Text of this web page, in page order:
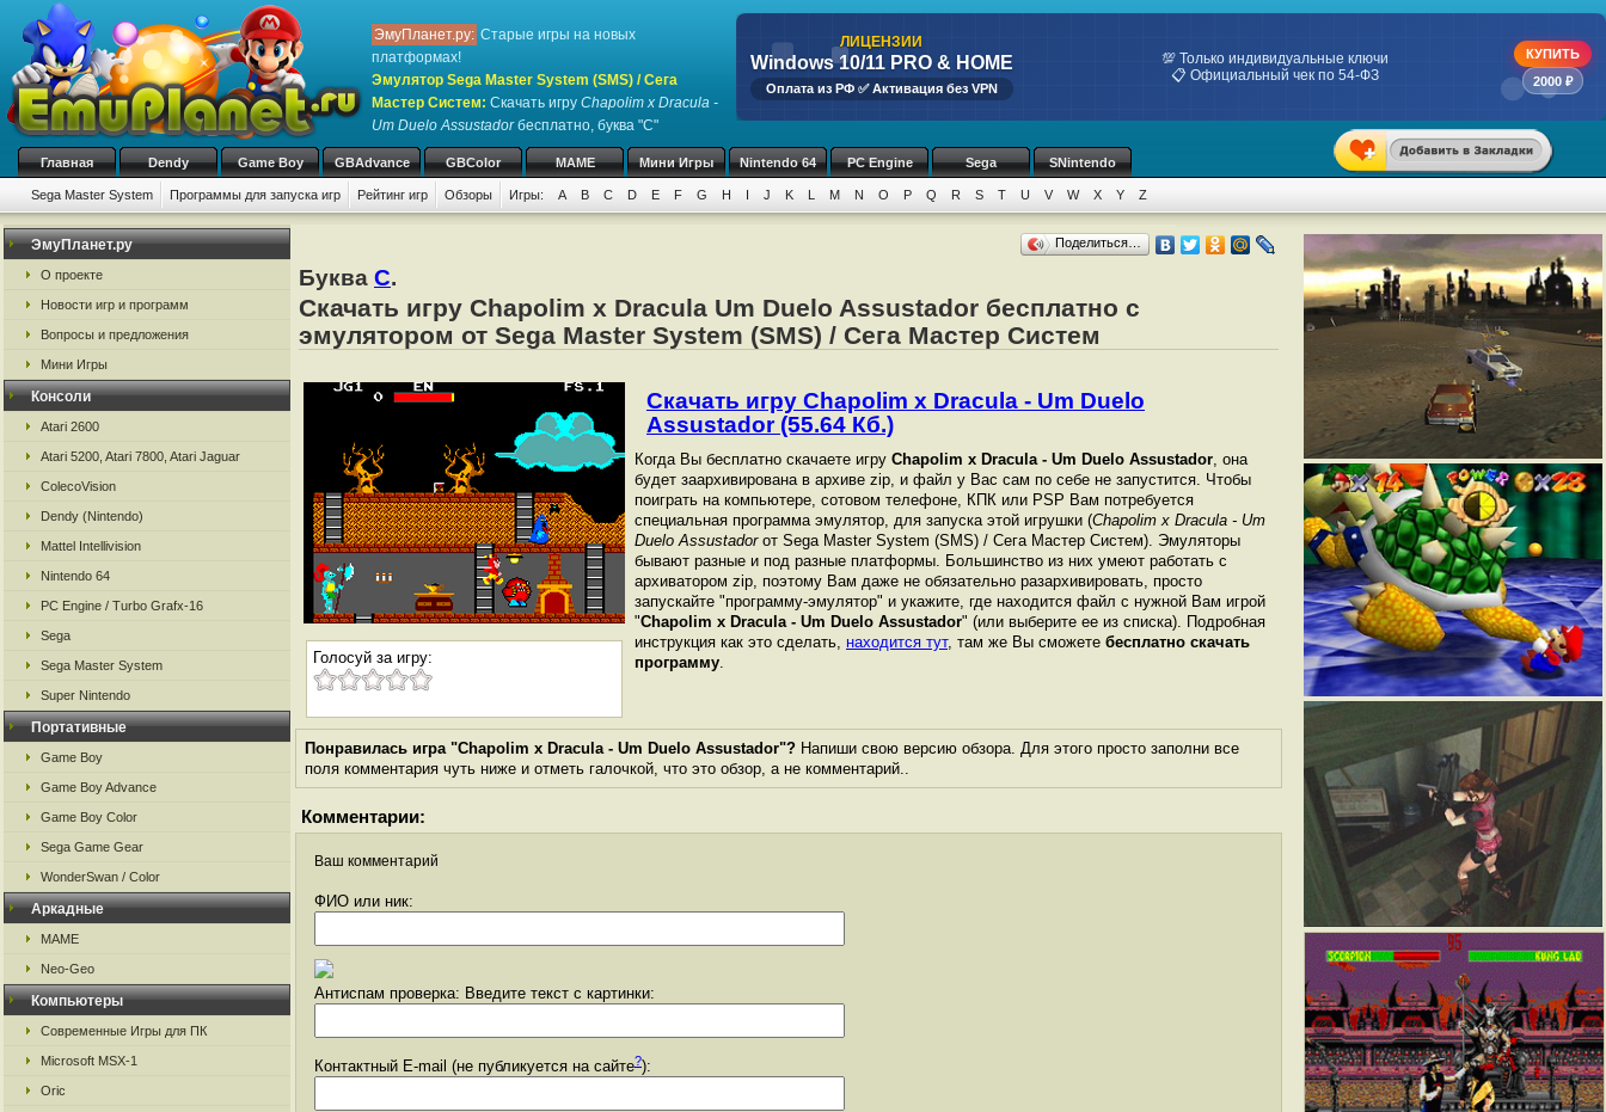
ЭмуПланет.ру: Старые игры на новых
платформах!
Эмулятор Sega Master System (SMS) / Сега
Мастер Систем: Скачать игру Chapolim x Dracula -
Um Duelo Assustadorбесплатно, буква "C"
ЛИЦЕНЗИИ
Windows 10/11 PRO & HOME
Оплата из РФ ✅ Активация без VPN
💯 Только индивидуальные ключи
📋 Официальный чек по 54-ФЗ
КУПИТЬ
2000 ₽
Главная Dendy Game Boy GBAdvance GBColor MAME Мини Игры Nintendo 64 PC Engine Sega SNintendo
Sega Master System Программы для запуска игр Рейтинг игр Обзоры Игры: A B C D E F G H I J K L M N O P Q R S T U V W X Y Z
ЭмуПланет.ру
О проекте
Новости игр и программ
Вопросы и предложения
Мини Игры
Консоли
Atari 2600
Atari 5200, Atari 7800, Atari Jaguar
ColecoVision
Dendy (Nintendo)
Mattel Intellivision
Nintendo 64
PC Engine / Turbo Grafx-16
Sega
Sega Master System
Super Nintendo
Портативные
Game Boy
Game Boy Advance
Game Boy Color
Sega Game Gear
WonderSwan / Color
Аркадные
MAME
Neo-Geo
Компьютеры
Современные Игры для ПК
Microsoft MSX-1
Oric
Поделиться…
Буква C.
Скачать игру Chapolim x Dracula Um Duelo Assustador бесплатно с
эмулятором от Sega Master System (SMS) / Сега Мастер Систем
Голосуй за игру:
Скачать игру Chapolim x Dracula - Um Duelo
Assustador (55.64 Кб.)
Когда Вы бесплатно скачаете игру Chapolim x Dracula - Um Duelo Assustador, она
будет заархивирована в архиве zip, и файл у Вас сам по себе не запустится. Чтобы
поиграть на компьютере, сотовом телефоне, КПК или PSP Вам потребуется
специальная программа эмулятор, для запуска этой игрушки (Chapolim x Dracula - Um
Duelo Assustadorот Sega Master System (SMS) / Сега Мастер Систем). Эмуляторы
бывают разные и под разные платформы. Большинство из них умеют работать с
архиватором zip, поэтому Вам даже не обязательно разархивировать, просто
запускайте "программу-эмулятор" и укажите, где находится файл с нужной Вам игрой
"Chapolim x Dracula - Um Duelo Assustador" (или выберите ее из списка). Подробная
инструкция как это сделать, находится тут, там же Вы сможете бесплатно скачать
программу.
Понравилась игра "Chapolim x Dracula - Um Duelo Assustador"? Напиши свою версию обзора. Для этого просто заполни все
поля комментария чуть ниже и отметь галочкой, что это обзор, а не комментарий..
Комментарии:
Ваш комментарий
ФИО или ник:
Антиспам проверка: Введите текст с картинки:
Контактный E-mail (не публикуется на сайте?):